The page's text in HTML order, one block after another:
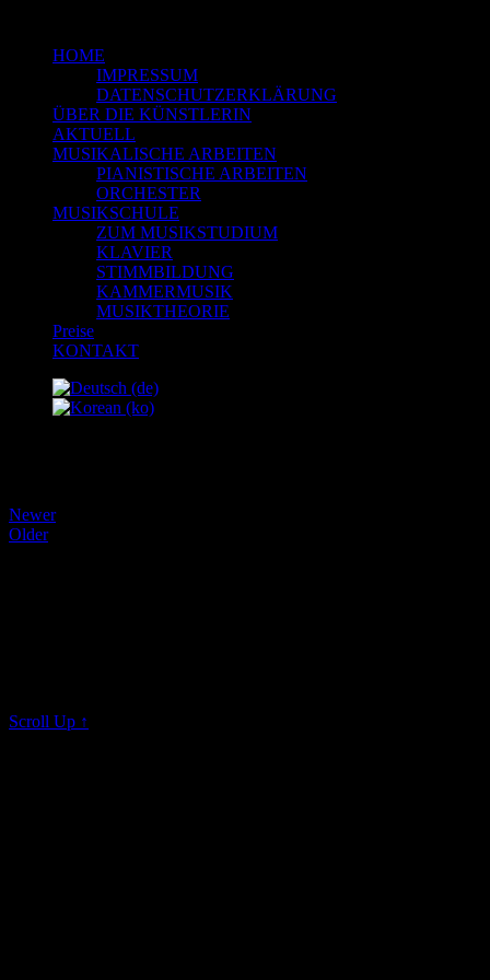
HOME
IMPRESSUM
DATENSCHUTZERKLÄRUNG
ÜBER DIE KÜNSTLERIN
AKTUELL
MUSIKALISCHE ARBEITEN
PIANISTISCHE ARBEITEN
ORCHESTER
MUSIKSCHULE
ZUM MUSIKSTUDIUM
KLAVIER
STIMMBILDUNG
KAMMERMUSIK
MUSIKTHEORIE
Preise
KONTAKT
Newer
Older
Scroll Up ↑